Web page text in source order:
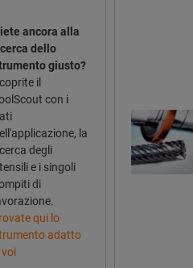
ancora alla
dello
giusto?
il
con i
la
degli
e i singoli
di
qui lo
adatto